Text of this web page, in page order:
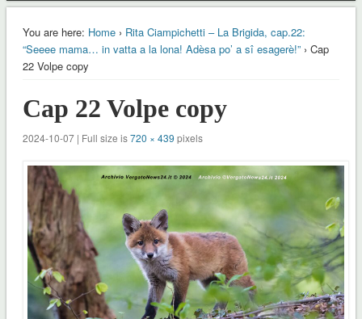
You are here: Home› Rita Ciampichetti – La Brigida, cap.22:
“Seeee mama… in vatta a la lona! Adèsa po’ a sî esagerè!”› Cap
22 Volpe copy
Cap 22 Volpe copy
2024-10-07 | Full size is720 × 439 pixels